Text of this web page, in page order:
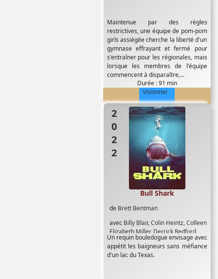
Maintenue par des règles
restrictives, une équipe de pom-pom
girls assiégée cherche la liberté d'un
gymnase effrayant et fermé pour
s'entraîner pour les régionales, mais
lorsque les membres de l'équipe
commencent à disparaître,...
Durée : 91 min
Visionner
2022
de Brett Bentman
avec Billy Blair,Colin Heintz,Colleen
Elizabeth Miller, Derrick Redford,
Lindsey Marie Wilson,Michael
Dooley ,Michelle Elizabeth Holland,
Richard Ray,Thom Hallum
Bull Shark
Un requin bouledogue envisage avec
appétit les baigneurs sans méfiance
d'un lac du Texas.